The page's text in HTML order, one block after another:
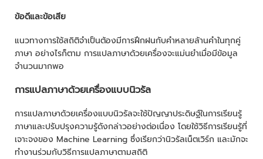
ข้อดีและข้อเสีย
แนวทางการใช้สถิติจำเป็นต้องมีการฝึกฝนกับคำหลายล้านคำในทุกคู่
ภาษา อย่างไรก็ตาม การแปลภาษาด้วยเครื่องจะแม่นยำเมื่อมีข้อมูล
จำนวนมากพอ
การแปลภาษาด้วยเครื่องแบบนิวรัล
การแปลภาษาด้วยเครื่องแบบนิวรัลจะใช้ปัญญาประดิษฐ์ในการเรียนรู้
ภาษาและปรับปรุงความรู้ดังกล่าวอย่างต่อเนื่อง โดยใช้วิธีการเรียนรู้ที่
เจาะจงของ Machine Learning ซึ่งเรียกว่านิวรัลเน็ตเวิร์ก และมักจะ
ทำงานร่วมกับวิธีการแปลภาษาตามสถิติ